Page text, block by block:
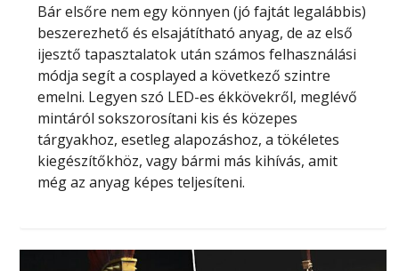
Bár elsőre nem egy könnyen (jó fajtát legalábbis)
beszerezhető és elsajátítható anyag, de az első
ijesztő tapasztalatok után számos felhasználási
módja segít a cosplayed a következő szintre
emelni. Legyen szó LED-es ékkövekről, meglévő
mintáról sokszorosítani kis és közepes
tárgyakhoz, esetleg alapozáshoz, a tökéletes
kiegészítőkhöz, vagy bármi más kihívás, amit
még az anyag képes teljesíteni.